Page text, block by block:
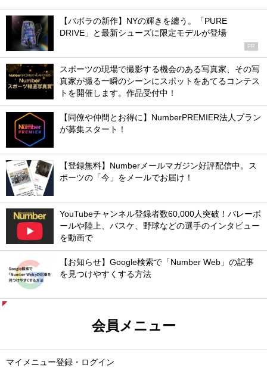
【バボラの新作】NYの輝きを纏う。「PURE
DRIVE」と最新シューズに限定モデルが登場
PR
スポーツの現場で撮影する機会のある写真家、その写
真家が撮る一瞬のシーンにスポットをあてるコンテス
トを開催します。作品受付中！
【同僚や仲間とお得に】NumberPREMIER法人プラン
が募集スタート！
【登録無料】Numberメールマガジン好評配信中。ス
ポーツの「今」をメールでお届け！
YouTubeチャンネル登録者数60,000人突破！バレーボ
ールや陸上、バスケ、野球などの選手のインタビュー
を動画で
【お知らせ】Google検索で「Number Web」の記事
を見つけやすくする方法
会員メニュー
マイメニュー登録・ログイン